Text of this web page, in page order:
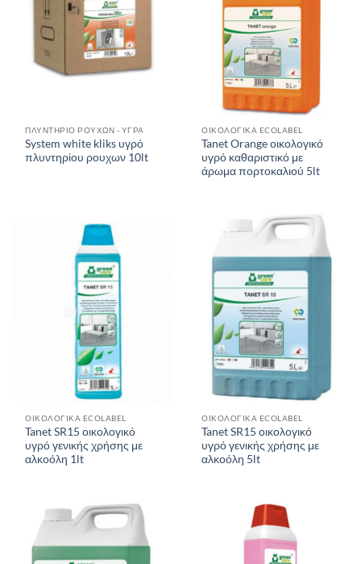
ΠΛΥΝΤΗΡΙΟ ΡΟΥΧΩΝ - ΥΓΡΑ
System white kliks υγρό
πλυντηρίου ρουχων 10lt
ΟΙΚΟΛΟΓΙΚΑ ECOLABEL
Tanet Orange οικολογικό
υγρό καθαριστικό με
άρωμα πορτοκαλιού 5lt
ΟΙΚΟΛΟΓΙΚΑ ECOLABEL
Tanet SR15 οικολογικό
υγρό γενικής χρήσης με
αλκοόλη 1lt
ΟΙΚΟΛΟΓΙΚΑ ECOLABEL
Tanet SR15 οικολογικό
υγρό γενικής χρήσης με
αλκοόλη 5lt